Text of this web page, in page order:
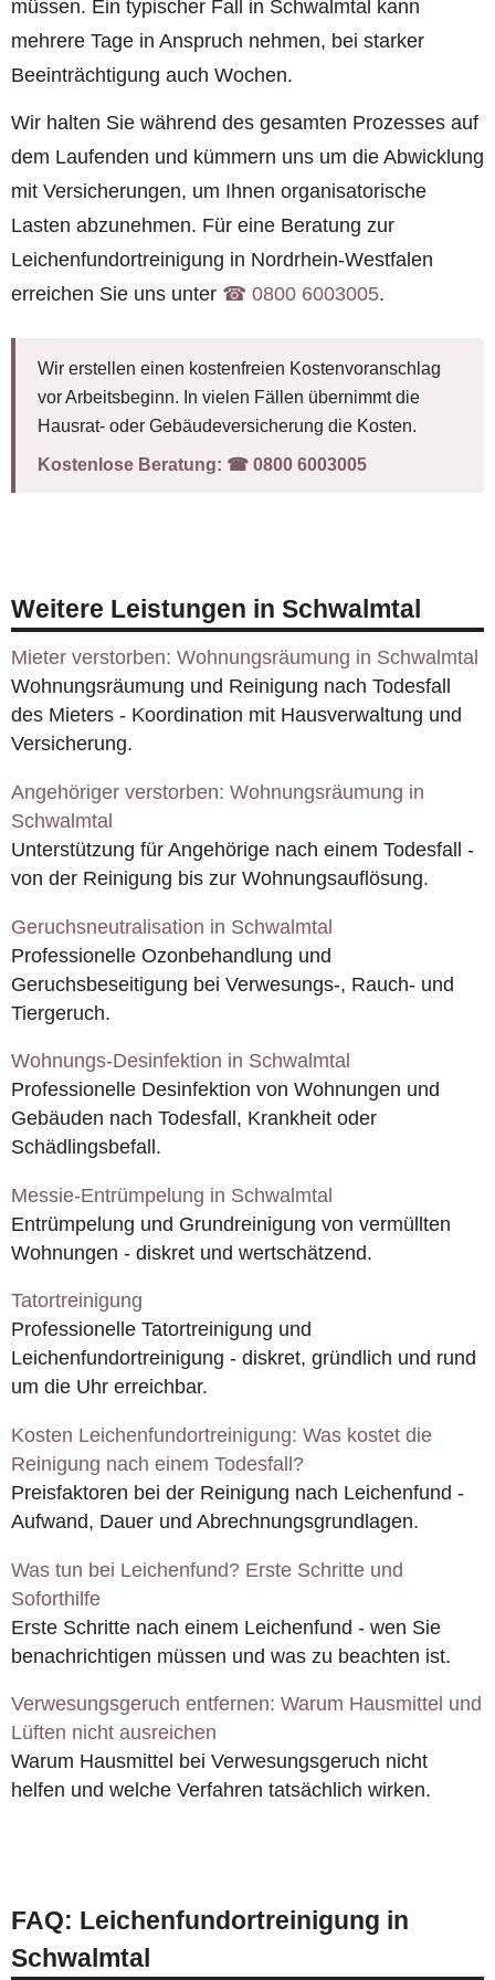
müssen. Ein typischer Fall in Schwalmtal kann
mehrere Tage in Anspruch nehmen, bei starker
Beeinträchtigung auch Wochen.
Wir halten Sie während des gesamten Prozesses auf
dem Laufenden und kümmern uns um die Abwicklung
mit Versicherungen, um Ihnen organisatorische
Lasten abzunehmen. Für eine Beratung zur
Leichenfundortreinigung in Nordrhein-Westfalen
erreichen Sie uns unter ☎︎ 0800 6003005.
Wir erstellen einen kostenfreien Kostenvoranschlag
vor Arbeitsbeginn. In vielen Fällen übernimmt die
Hausrat- oder Gebäudeversicherung die Kosten.
Kostenlose Beratung: ☎︎ 0800 6003005
Weitere Leistungen in Schwalmtal
Mieter verstorben: Wohnungsräumung in Schwalmtal
Wohnungsräumung und Reinigung nach Todesfall
des Mieters - Koordination mit Hausverwaltung und
Versicherung.
Angehöriger verstorben: Wohnungsräumung in
Schwalmtal
Unterstützung für Angehörige nach einem Todesfall -
von der Reinigung bis zur Wohnungsauflösung.
Geruchsneutralisation in Schwalmtal
Professionelle Ozonbehandlung und
Geruchsbeseitigung bei Verwesungs-, Rauch- und
Tiergeruch.
Wohnungs-Desinfektion in Schwalmtal
Professionelle Desinfektion von Wohnungen und
Gebäuden nach Todesfall, Krankheit oder
Schädlingsbefall.
Messie-Entrümpelung in Schwalmtal
Entrümpelung und Grundreinigung von vermüllten
Wohnungen - diskret und wertschätzend.
Tatortreinigung
Professionelle Tatortreinigung und
Leichenfundortreinigung - diskret, gründlich und rund
um die Uhr erreichbar.
Kosten Leichenfundortreinigung: Was kostet die
Reinigung nach einem Todesfall?
Preisfaktoren bei der Reinigung nach Leichenfund -
Aufwand, Dauer und Abrechnungsgrundlagen.
Was tun bei Leichenfund? Erste Schritte und
Soforthilfe
Erste Schritte nach einem Leichenfund - wen Sie
benachrichtigen müssen und was zu beachten ist.
Verwesungsgeruch entfernen: Warum Hausmittel und
Lüften nicht ausreichen
Warum Hausmittel bei Verwesungsgeruch nicht
helfen und welche Verfahren tatsächlich wirken.
FAQ: Leichenfundortreinigung in
Schwalmtal